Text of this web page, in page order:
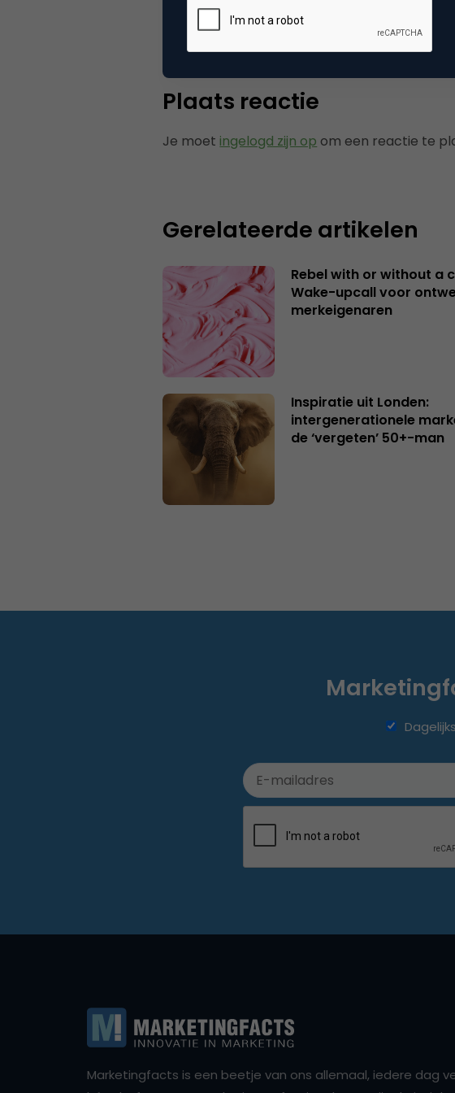
Categorie
Plaats reactie
Je moet ingelogd zijn op om een reactie te
Gerelateerde artikelen
Rebel with or without a
Wake-upcall voor
merkeigenaren
Inspiratie uit Londen:
intergenerationele
de ‘vergeten’ 50+-man
Marketingfacts is een beetje van ons allemaal, iedere dag